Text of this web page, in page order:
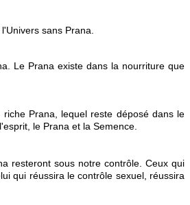
sans Prana.
Le Prana existe dans la nourriture que
Prana, lequel reste déposé dans le
le Prana et la Semence.
resteront sous notre contrôle. Ceux qui
qui réussira le contrôle sexuel, réussira